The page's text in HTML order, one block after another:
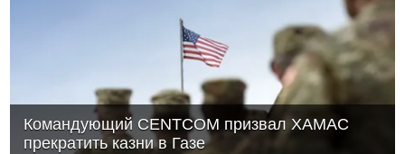
Командующий CENTCOM призвал ХАМАС
прекратить казни в Газе